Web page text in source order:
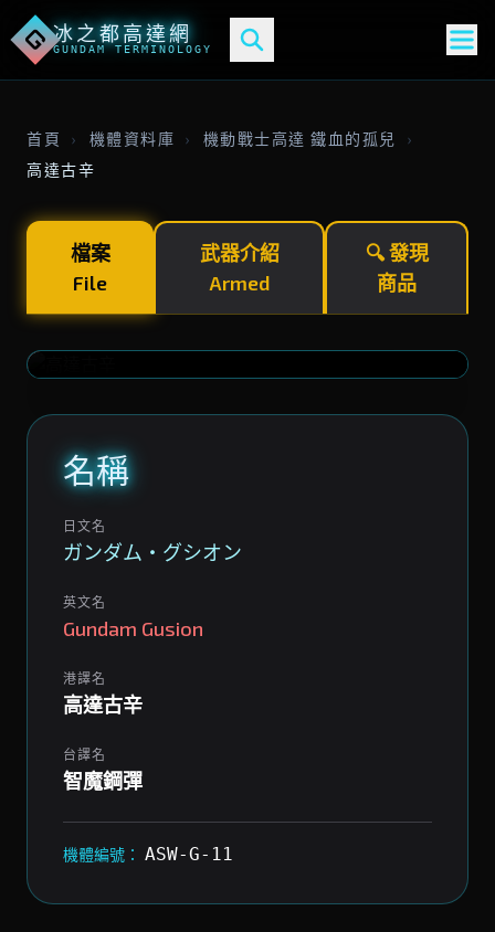
G冰之都高達網
GUNDAM TERMINOLOGY
首頁 › 機體資料庫 › 機動戰士高達 鐵血的孤兒
›
高達古辛
檔案
File
武器介紹
Armed
🔍 發現
商品
古達爾·卡塔爾
名稱
日文名
ガンダム・グシオン
英文名
Gundam Gusion
港譯名
高達古辛
台譯名
智魔鋼彈
機體編號： ASW-G-11